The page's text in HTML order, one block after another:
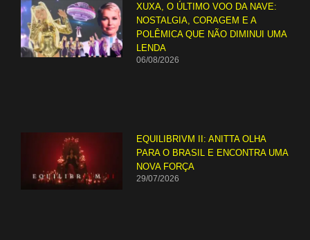
XUXA, O ÚLTIMO VOO DA NAVE:
NOSTALGIA, CORAGEM E A
POLÊMICA QUE NÃO DIMINUI UMA
LENDA
06/08/2026
EQUILIBRIVM II: ANITTA OLHA
PARA O BRASIL E ENCONTRA UMA
NOVA FORÇA
29/07/2026